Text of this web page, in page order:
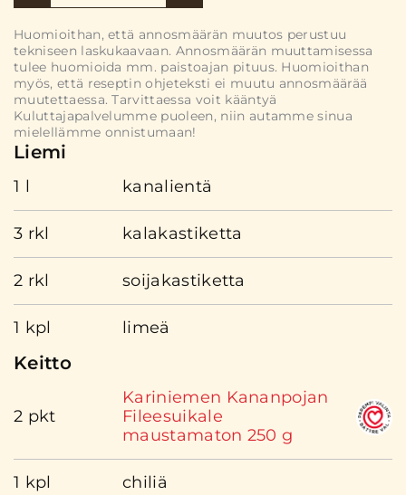
Huomioithan, että annosmäärän muutos perustuu
tekniseen laskukaavaan. Annosmäärän muuttamisessa
tulee huomioida mm. paistoajan pituus. Huomioithan
myös, että reseptin ohjeteksti ei muutu annosmäärää
muutettaessa. Tarvittaessa voit kääntyä
Kuluttajapalvelumme puoleen, niin autamme sinua
mielellämme onnistumaan!
Liemi
1 l kanalientä
3 rkl kalakastiketta
2 rkl soijakastiketta
1 kpl limeä
Keitto
2 pkt
Kariniemen Kananpojan
Fileesuikale
maustamaton 250 g
1 kpl chiliä